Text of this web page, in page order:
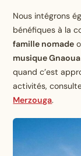
Nous intégrons
bénéfiques à la
famille nomade
musique Gnaoua
quand c’est
activités,
Merzouga.